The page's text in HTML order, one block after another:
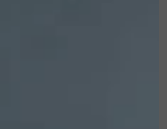
moment door deze
Verwijder het
op de hals
druk uit op de
van de inhoud op de